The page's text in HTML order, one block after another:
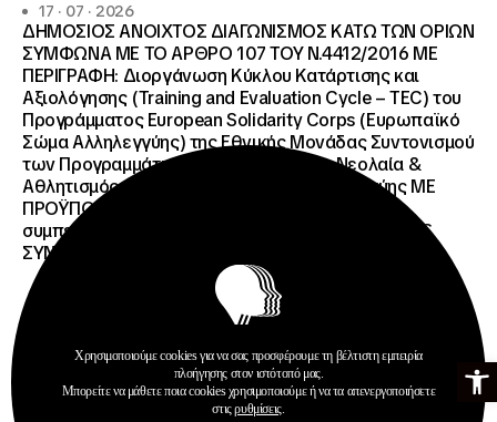
Ανοίξτε
17 · 07 · 2026
ΔΗΜΟΣΙΟΣ ΑΝΟΙΧΤΟΣ ΔΙΑΓΩΝΙΣΜΟΣ ΚΑΤΩ ΤΩΝ ΟΡΙΩΝ
ΣΥΜΦΩΝΑ ΜΕ ΤΟ ΑΡΘΡΟ 107 ΤΟΥ Ν.4412/2016 ΜΕ
ΠΕΡΙΓΡΑΦΗ: Διοργάνωση Κύκλου Κατάρτισης και
Αξιολόγησης (Training and Evaluation Cycle – TEC) του
Προγράμματος European Solidarity Corps (Ευρωπαϊκό
Σώμα Αλληλεγγύης) της Εθνικής Μονάδας Συντονισμού
των Προγραμμάτων Erasmus+/Τομέας Νεολαία &
Αθλητισμός και Ευρωπαϊκό Σώμα Αλληλεγγύης ΜΕ
ΠΡΟΫΠΟΛΓΙΣΜΟ:258.064,52 € μη
συμπεριλαμβανομένου του Φ.Π.Α. ΦΠΑ 61.935,48€
ΣΥΝΟΛΙΚΗ ΑΞΙΑ 320.000,00 €.
Προκηρύξεις
Χρησιμοποιούμε cookies για να σας προσφέρουμε τη βέλτιστη εμπειρία
πλοήγησης στον ιστότοπό μας.
Μπορείτε να μάθετε ποια cookies χρησιμοποιούμε ή να τα απενεργοποιήσετε
στιςρυθμίσεις.